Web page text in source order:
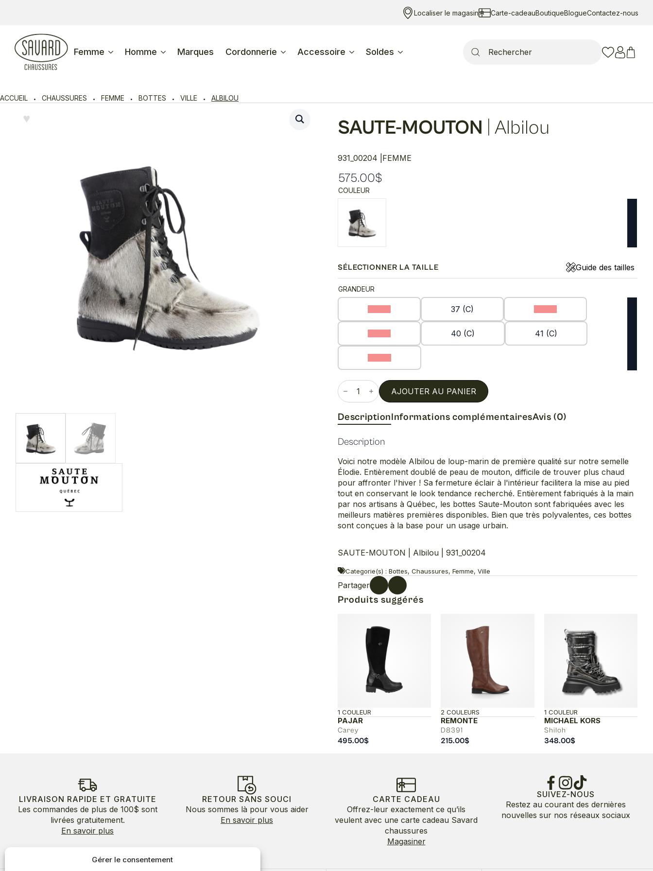
Gérer le consentement
Localiser le magasin Carte-cadeauBoutiqueBlogueContactez-nous
Femme Homme Marques Cordonnerie Accessoire Soldes
for:
ACCUEIL CHAUSSURES FEMME BOTTES VILLE ALBILOU
♥︎ SAUTE-MOUTON Albilou
931_00204 | FEMME
575.00$
COULEUR
SÉLECTIONNER LA TAILLE Guide des tailles
GRANDEUR
37 (C)
40 (C) 41 (C)
quantité
de
Albilou
AJOUTER AU PANIER
DescriptionInformations complémentairesAvis (0)
Description
Voici notre modèle Albilou de loup-marin de première qualité sur notre semelle
Élodie. Entièrement doublé de peau de mouton, difficile de trouver plus chaud
pour affronter l'hiver ! Sa fermeture éclair à l'intérieur facilitera la mise au pied
tout en conservant le look tendance recherché. Entièrement fabriqués à la main
par nos artisans à Québec, les bottes Saute-Mouton sont fabriquées avec les
meilleurs matières premières disponibles. Bien que très polyvalentes, ces bottes
sont conçues à la base pour un usage urbain.
SAUTE-MOUTON | Albilou | 931_00204
Categorie(s) : Bottes, Chaussures, Femme, Ville
Partager
Produits suggérés
PAJAR
Carey
1 COULEUR
495.00$
REMONTE
D8391
2 COULEURS
215.00$
MICHAEL KORS
Shiloh
1 COULEUR
348.00$
LIVRAISON RAPIDE ET GRATUITE
Les commandes de plus de 100$ sont
livrées gratuitement.
En savoir plus
RETOUR SANS SOUCI
Nous sommes là pour vous aider
En savoir plus
CARTE CADEAU
Offrez-leur exactement ce qu’ils
veulent avec une carte cadeau Savard
chaussures
Magasiner
SUIVEZ-NOUS
Restez au courant des dernières
nouvelles sur nos réseaux sociaux